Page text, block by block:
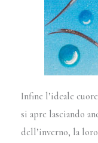
Infine l’ideale
si apre lasciando
dell’inverno, la